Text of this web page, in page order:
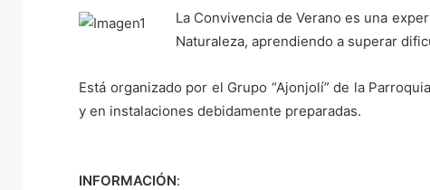
La Convivencia de Verano es una
Naturaleza, aprendiendo a superar
Está organizado por el Grupo “Ajonjolí” de la
y en instalaciones debidamente preparadas.
INFORMACIÓN: